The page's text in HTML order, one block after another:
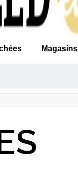
Magasins